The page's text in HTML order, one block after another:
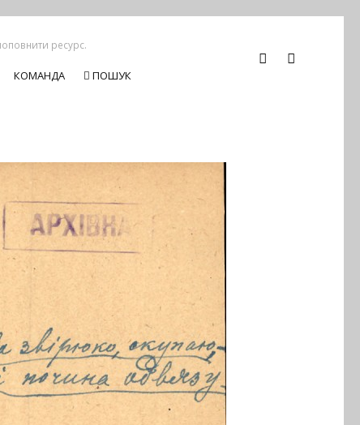
ресурс.
КОМАНДА ПОШУК